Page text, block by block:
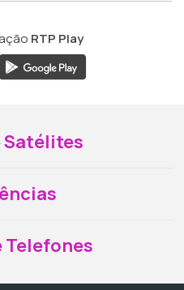
RTP Play
Satélites
Telefones